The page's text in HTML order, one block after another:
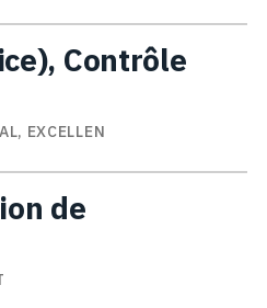
Contrôle
EXCELLEN
de